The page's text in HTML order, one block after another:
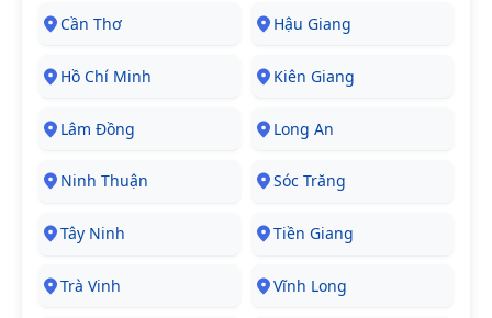
Cần Thơ Hậu Giang
Hồ Chí Minh Kiên Giang
Lâm Đồng Long An
Ninh Thuận Sóc Trăng
Tây Ninh Tiền Giang
Trà Vinh Vĩnh Long